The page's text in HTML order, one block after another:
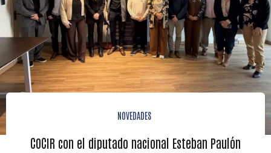
NOVEDADES
COCIR con el diputado nacional Esteban Paulón